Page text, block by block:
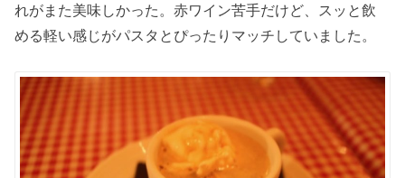
れがまた美味しかった。赤ワイン苦手だけど、スッと飲
める軽い感じがパスタとぴったりマッチしていました。